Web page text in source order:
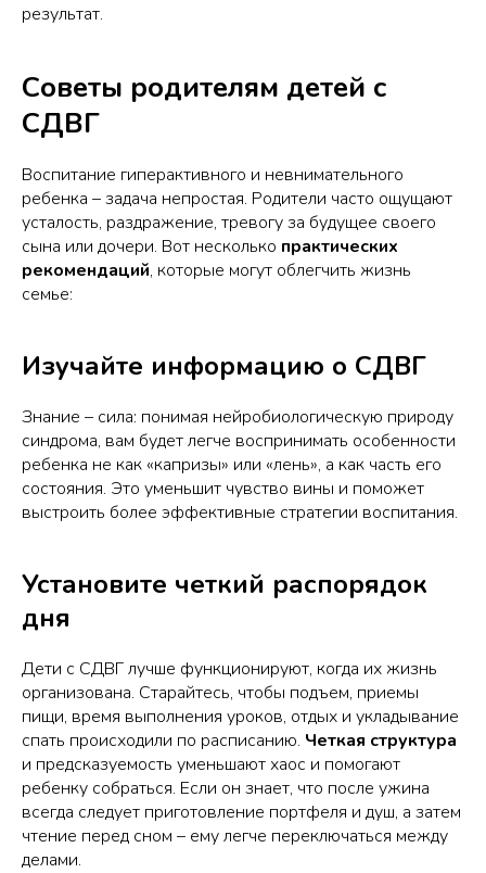
результат.
Советы родителям детей с
СДВГ
Воспитание гиперактивного и невнимательного
ребенка – задача непростая. Родители часто ощущают
усталость, раздражение, тревогу за будущее своего
сына или дочери. Вот несколько практических
рекомендаций, которые могут облегчить жизнь
семье:
Изучайте информацию о СДВГ
Знание – сила: понимая нейробиологическую природу
синдрома, вам будет легче воспринимать особенности
ребенка не как «капризы» или «лень», а как часть его
состояния. Это уменьшит чувство вины и поможет
выстроить более эффективные стратегии воспитания.
Установите четкий распорядок
дня
Дети с СДВГ лучше функционируют, когда их жизнь
организована. Старайтесь, чтобы подъем, приемы
пищи, время выполнения уроков, отдых и укладывание
спать происходили по расписанию. Четкая структура
и предсказуемость уменьшают хаос и помогают
ребенку собраться. Если он знает, что после ужина
всегда следует приготовление портфеля и душ, а затем
чтение перед сном – ему легче переключаться между
делами.